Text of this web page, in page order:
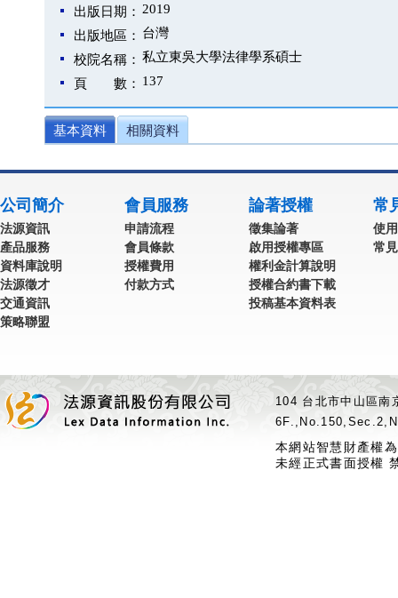
出版日期： 2019
出版地區： 台灣
校院名稱： 私立東吳大學法律學系碩士
頁 數： 137
基本資料 相關資料
公司簡介
法源資訊
產品服務
資料庫說明
法源徵才
交通資訊
策略聯盟
會員服務
申請流程
會員條款
授權費用
付款方式
論著授權
徵集論著
啟用授權專區
權利金計算說明
授權合約書下載
投稿基本資料表
常
使
常
104 台北市中山區
本網站智慧財產權
未經正式書面授權